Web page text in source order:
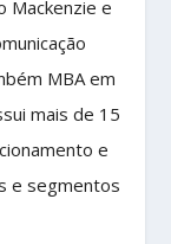
Mackenzie e
MBA em
mais de 15
e
e segmentos